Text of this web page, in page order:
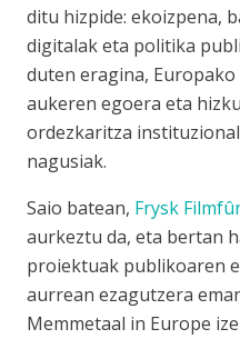
ditu hizpide: ekoizpena,
digitalak eta politika
duten eragina,
aukeren egoera eta
ordezkaritza
nagusiak.
Saio batean, Frysk
aurkeztu da, eta bertan
proiektuak publikoaren
aurrean ezagutzera
Memmetaal in Europe